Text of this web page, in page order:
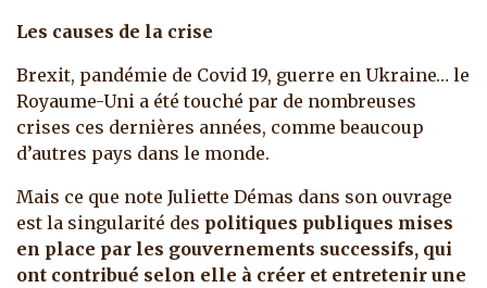
Les causes de la crise
Brexit, pandémie de Covid 19, guerre en Ukraine… le
Royaume-Uni a été touché par de nombreuses
crises ces dernières années, comme beaucoup
d’autres pays dans le monde.
Mais ce que note Juliette Démas dans son ouvrage
est la singularité des politiques publiques mises
en place par les gouvernements successifs, qui
ont contribué selon elle à créer et entretenir une